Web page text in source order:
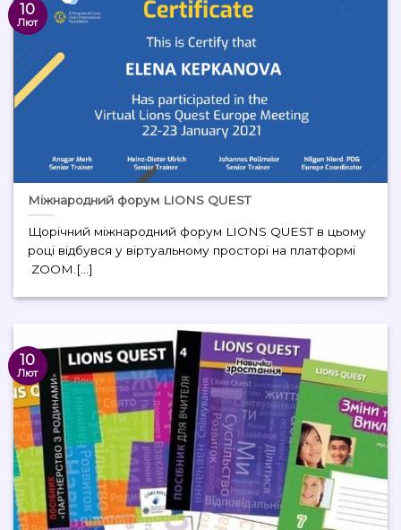
Міжнародний форум LIONS QUEST
Щорічний міжнародний форум LIONS QUEST в цьому
році відбувся у віртуальному просторі на платформі
ZOOM.[...]
10
Лют
10
Лют